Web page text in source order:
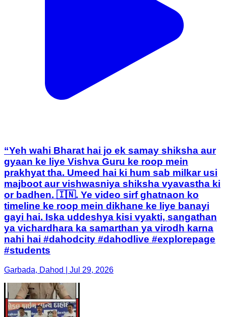
“Yeh wahi Bharat hai jo ek samay shiksha aur
gyaan ke liye Vishva Guru ke roop mein
prakhyat tha. Umeed hai ki hum sab milkar usi
majboot aur vishwasniya shiksha vyavastha ki
or badhen. 🇮🇳. Ye video sirf ghatnaon ko
timeline ke roop mein dikhane ke liye banayi
gayi hai. Iska uddeshya kisi vyakti, sangathan
ya vichardhara ka samarthan ya virodh karna
nahi hai #dahodcity #dahodlive #explorepage
#students
Garbada, Dahod | Jul 29, 2026